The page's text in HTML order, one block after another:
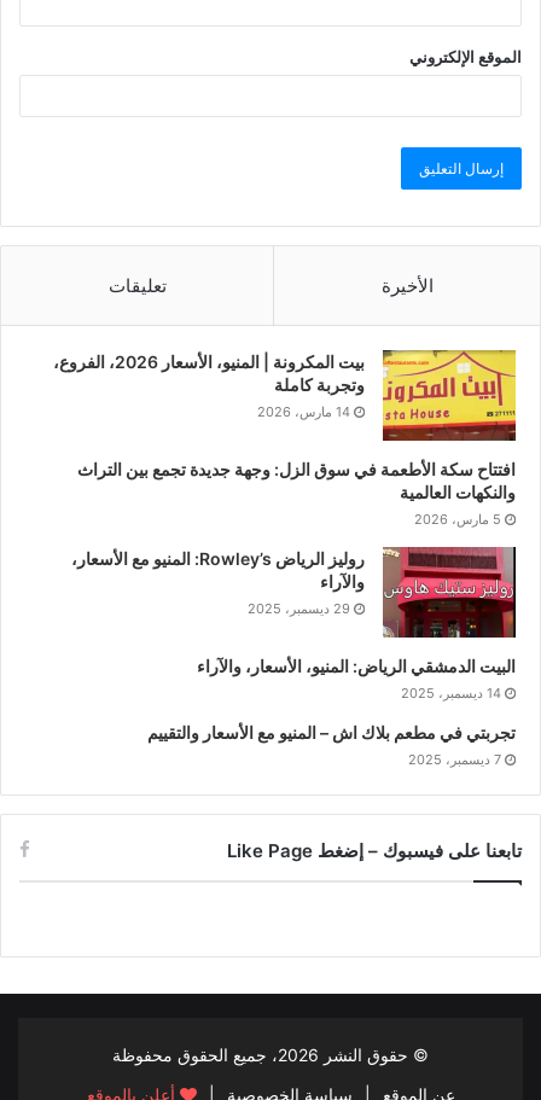
الموقع الإلكتروني
الأخيرة تعليقات
بيت المكرونة | المنيو، الأسعار 2026، الفروع،
وتجربة كاملة
14 مارس، 2026
افتتاح سكة الأطعمة في سوق الزل: وجهة جديدة تجمع بين التراث
والنكهات العالمية
5 مارس، 2026
روليز الرياض Rowley’s: المنيو مع الأسعار،
والآراء
29 ديسمبر، 2025
البيت الدمشقي الرياض: المنيو، الأسعار، والآراء
14 ديسمبر، 2025
تجربتي في مطعم بلاك اش – المنيو مع الأسعار والتقييم
7 ديسمبر، 2025
تابعنا على فيسبوك – إضغط Like Page
© حقوق النشر 2026، جميع الحقوق محفوظة
عن الموقع
سياسة الخصوصية أعلن بالموقع